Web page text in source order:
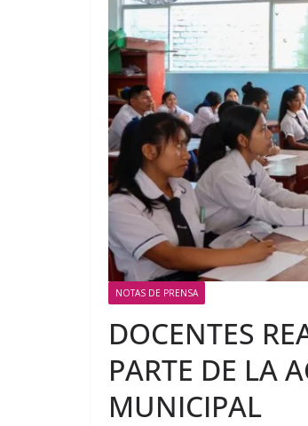
NOTAS DE PRENSA
DOCENTES
PARTE DE LA
MUNICIPAL